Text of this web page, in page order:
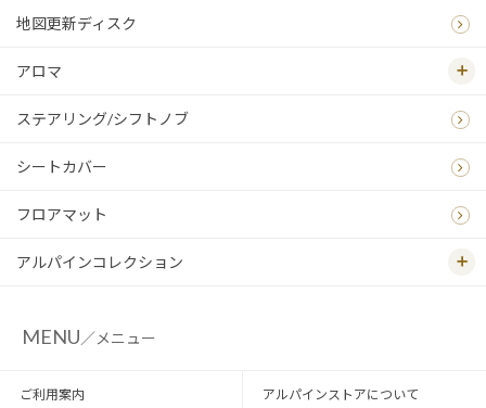
地図更新ディスク
アロマ
ステアリング/シフトノブ
シートカバー
フロアマット
アルパインコレクション
MENU／メニュー
ご利用案内 アルパインストアについて